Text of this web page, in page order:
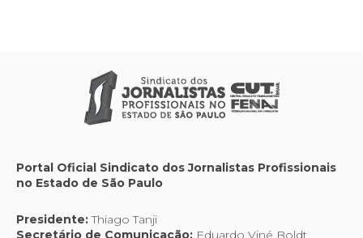
Portal Oficial Sindicato dos Jornalistas Profissionais
no Estado de São Paulo
Presidente:Thiago Tanji
Secretário de Comunicação: Eduardo Viné Boldt